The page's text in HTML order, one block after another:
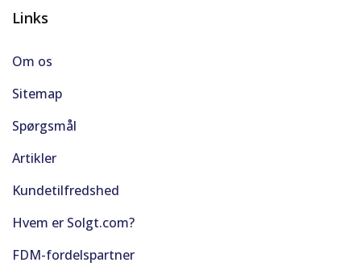
Links
Om os
Sitemap
Spørgsmål
Artikler
Kundetilfredshed
Hvem er Solgt.com?
FDM-fordelspartner